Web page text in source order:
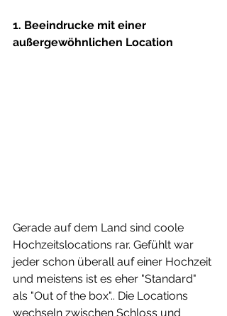
1. Beeindrucke mit einer
außergewöhnlichen Location
Gerade auf dem Land sind coole
Hochzeitslocations rar. Gefühlt war
jeder schon überall auf einer Hochzeit
und meistens ist es eher "Standard"
als "Out of the box".. Die Locations
wechseln zwischen Schloss und